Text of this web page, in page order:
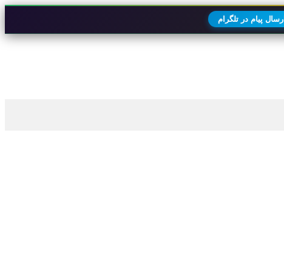
ارسال پیام در تلگرام